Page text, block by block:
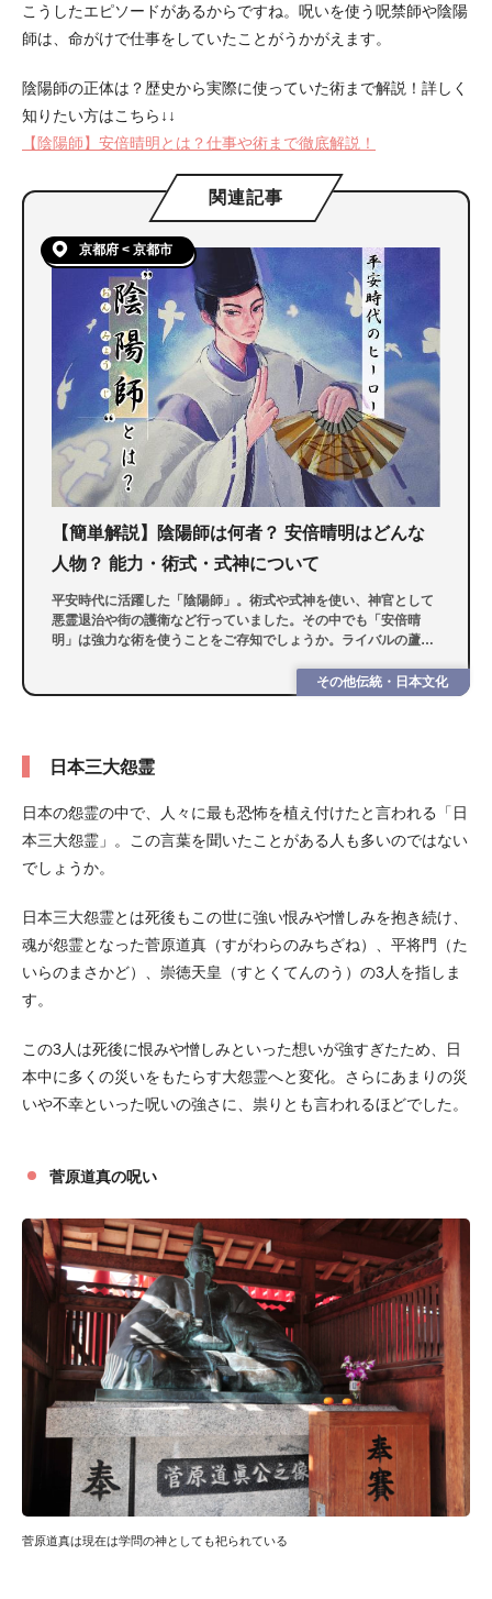
こうしたエピソードがあるからですね。呪いを使う呪禁師や陰陽
師は、命がけで仕事をしていたことがうかがえます。
陰陽師の正体は？歴史から実際に使っていた術まで解説！詳しく
知りたい方はこちら↓↓
【陰陽師】安倍晴明とは？仕事や術まで徹底解説！
関連記事
京都府 < 京都市
【簡単解説】陰陽師は何者？ 安倍晴明はどんな
人物？ 能力・術式・式神について
平安時代に活躍した「陰陽師」。術式や式神を使い、神官として
悪霊退治や街の護衛など行っていました。その中でも「安倍晴
明」は強力な術を使うことをご存知でしょうか。ライバルの蘆屋
その他伝統・日本文化
日本三大怨霊
日本の怨霊の中で、人々に最も恐怖を植え付けたと言われる「日
本三大怨霊」。この言葉を聞いたことがある人も多いのではない
でしょうか。
日本三大怨霊とは死後もこの世に強い恨みや憎しみを抱き続け、
魂が怨霊となった菅原道真（すがわらのみちざね）、平将門（た
いらのまさかど）、崇徳天皇（すとくてんのう）の3人を指しま
す。
この3人は死後に恨みや憎しみといった想いが強すぎたため、日
本中に多くの災いをもたらす大怨霊へと変化。さらにあまりの災
いや不幸といった呪いの強さに、祟りとも言われるほどでした。
菅原道真の呪い
菅原道真は現在は学問の神としても祀られている